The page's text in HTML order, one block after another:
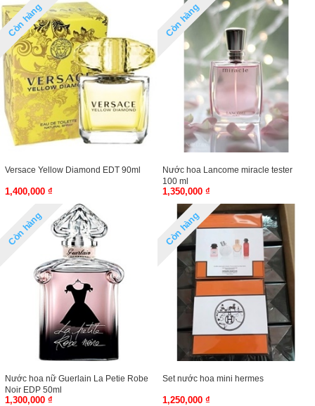
Còn hàng
Versace Yellow Diamond EDT 90ml
1,400,000 ₫
Còn hàng
Nước hoa Lancome miracle tester
100 ml
1,350,000 ₫
Còn hàng
Nước hoa nữ Guerlain La Petie Robe
Noir EDP 50ml
1,300,000 ₫
Còn hàng
Set nước hoa mini hermes
1,250,000 ₫